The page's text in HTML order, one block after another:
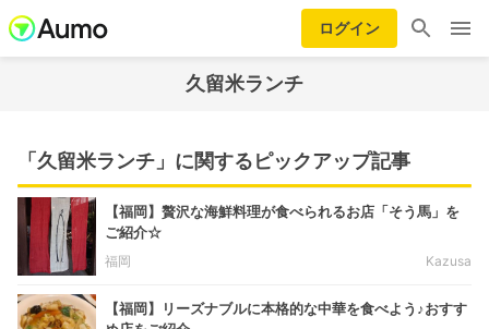
ログイン
久留米ランチ
「久留米ランチ」に関するピックアップ記事
【福岡】贅沢な海鮮料理が食べられるお店「そう馬」を
ご紹介☆
福岡
Kazusa
【福岡】リーズナブルに本格的な中華を食べよう♪おすす